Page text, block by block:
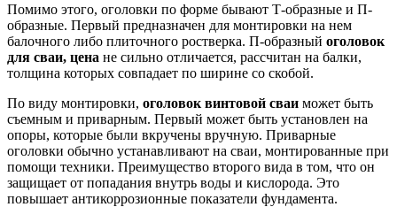
Помимо этого, оголовки по форме бывают Т-образные и П-
образные. Первый предназначен для монтировки на нем
балочного либо плиточного ростверка. П-образный оголовок
для сваи, цена не сильно отличается, рассчитан на балки,
толщина которых совпадает по ширине со скобой.
По виду монтировки, оголовок винтовой сваи может быть
съемным и приварным. Первый может быть установлен на
опоры, которые были вкручены вручную. Приварные
оголовки обычно устанавливают на сваи, монтированные при
помощи техники. Преимущество второго вида в том, что он
защищает от попадания внутрь воды и кислорода. Это
повышает антикоррозионные показатели фундамента.